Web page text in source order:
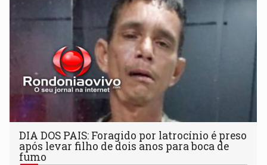
DIA DOS PAIS: Foragido por latrocínio é preso
após levar filho de dois anos para boca de
fumo